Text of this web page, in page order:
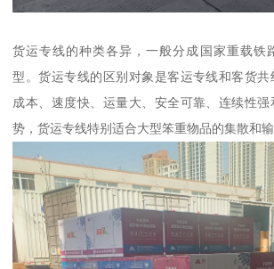
货运专线的种类各异，一般分成国家重载铁
型。货运专线的区别对象是客运专线和客货
成本、速度快、运量大、安全可靠、连续性
势，货运专线特别适合大型笨重物品的集散和输